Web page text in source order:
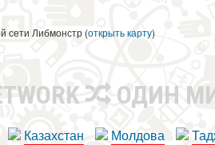
сети Либмонстр (открыть карту)
ОДИН
Казахстан Молдова